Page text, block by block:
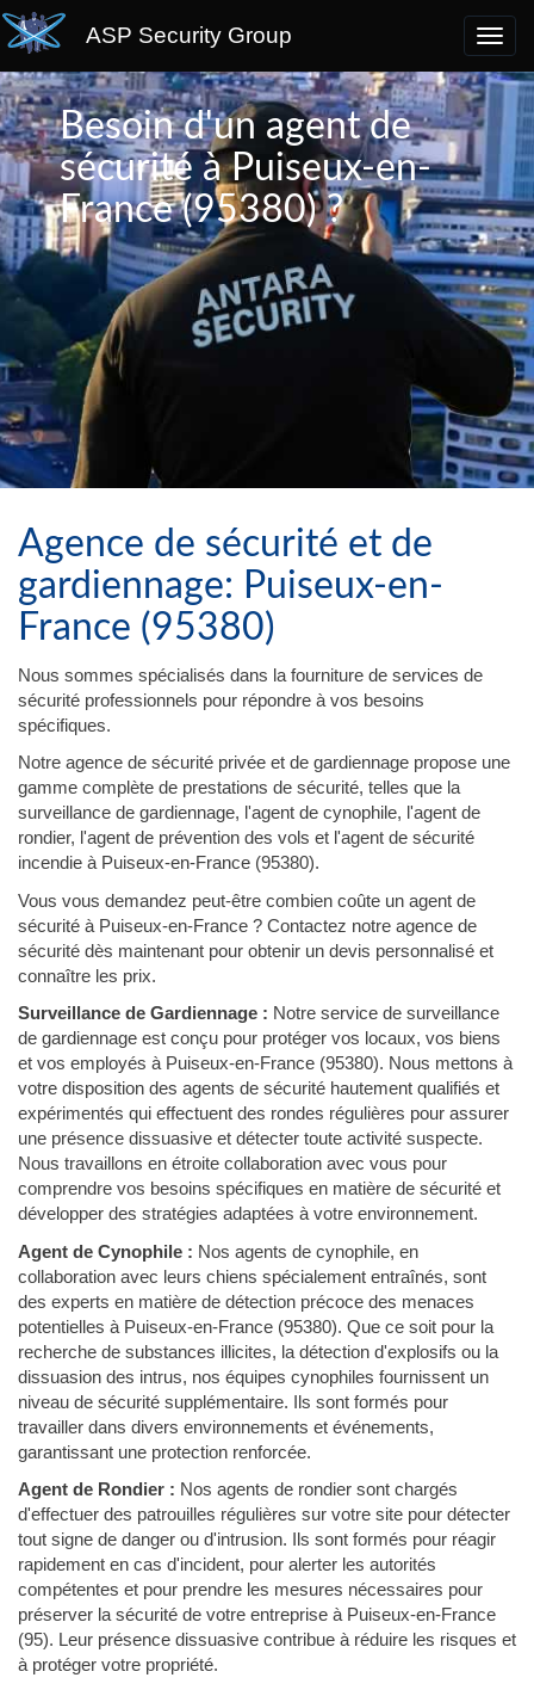
ASP Security Group
Besoin d'un agent de
sécurité à Puiseux-en-
France (95380) ?
Agence de sécurité et de
gardiennage: Puiseux-en-
France (95380)
Nous sommes spécialisés dans la fourniture de services de
sécurité professionnels pour répondre à vos besoins
spécifiques.
Notre agence de sécurité privée et de gardiennage propose une
gamme complète de prestations de sécurité, telles que la
surveillance de gardiennage, l'agent de cynophile, l'agent de
rondier, l'agent de prévention des vols et l'agent de sécurité
incendie à Puiseux-en-France (95380).
Vous vous demandez peut-être combien coûte un agent de
sécurité à Puiseux-en-France ? Contactez notre agence de
sécurité dès maintenant pour obtenir un devis personnalisé et
connaître les prix.
Surveillance de Gardiennage : Notre service de surveillance
de gardiennage est conçu pour protéger vos locaux, vos biens
et vos employés à Puiseux-en-France (95380). Nous mettons à
votre disposition des agents de sécurité hautement qualifiés et
expérimentés qui effectuent des rondes régulières pour assurer
une présence dissuasive et détecter toute activité suspecte.
Nous travaillons en étroite collaboration avec vous pour
comprendre vos besoins spécifiques en matière de sécurité et
développer des stratégies adaptées à votre environnement.
Agent de Cynophile : Nos agents de cynophile, en
collaboration avec leurs chiens spécialement entraînés, sont
des experts en matière de détection précoce des menaces
potentielles à Puiseux-en-France (95380). Que ce soit pour la
recherche de substances illicites, la détection d'explosifs ou la
dissuasion des intrus, nos équipes cynophiles fournissent un
niveau de sécurité supplémentaire. Ils sont formés pour
travailler dans divers environnements et événements,
garantissant une protection renforcée.
Agent de Rondier : Nos agents de rondier sont chargés
d'effectuer des patrouilles régulières sur votre site pour détecter
tout signe de danger ou d'intrusion. Ils sont formés pour réagir
rapidement en cas d'incident, pour alerter les autorités
compétentes et pour prendre les mesures nécessaires pour
préserver la sécurité de votre entreprise à Puiseux-en-France
(95). Leur présence dissuasive contribue à réduire les risques et
à protéger votre propriété.